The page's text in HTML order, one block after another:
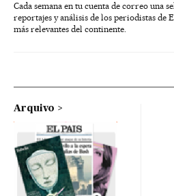
Cada semana en tu cuenta de correo una
reportajes y análisis de los periodistas de
más relevantes del continente.
Arquivo